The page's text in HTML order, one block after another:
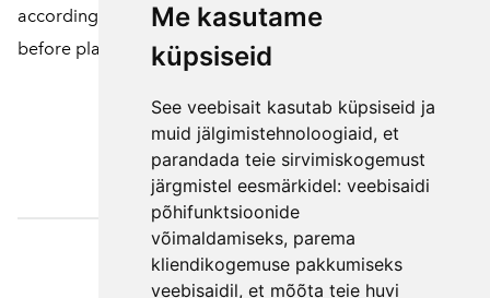
Me kasutame
küpsiseid
See veebisait kasutab küpsiseid ja
muid jälgimistehnoloogiaid, et
parandada teie sirvimiskogemust
järgmistel eesmärkidel: veebisaidi
põhifunktsioonide
võimaldamiseks, parema
kliendikogemuse pakkumiseks
veebisaidil, et mõõta teie huvi
according to your wishes. To do this, please contact us
before placing an order.
Väljaotsa
konsultatsioonid